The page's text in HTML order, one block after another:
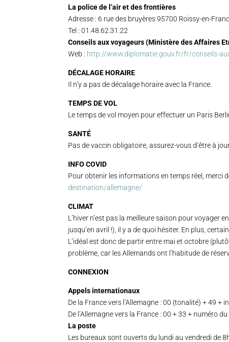
La police de l’air et des frontières
Adresse : 6 rue des bruyères 95700 Roissy-en-
Tel : 01.48.62.31.22
Conseils aux voyageurs (Ministère des Affaires
Web : http://www.diplomatie.gouv.fr/fr/conseils-
DÉCALAGE HORAIRE
Il n’y a pas de décalage horaire avec la France.
TEMPS DE VOL
Le temps de vol moyen pour effectuer un Paris
SANTÉ
Pas de vaccin obligatoire, assurez-vous d’être à
INFO COVID
Pour obtenir les informations en temps réel, merci
destination/allemagne/
CLIMAT
L’hiver n’est pas la meilleure saison pour voyager
jusqu’en avril !), il y a de quoi hésiter. En plus,
L’idéal est donc de partir entre mai et octobre
problème, car les Allemands ont l’habitude de
CONNEXION
Appels internationaux
De la France vers l’Allemagne : 00 (tonalité) + 49
De l’Allemagne vers la France : 00 + 33 + numéro
La poste
Les bureaux sont ouverts du lundi au vendredi de